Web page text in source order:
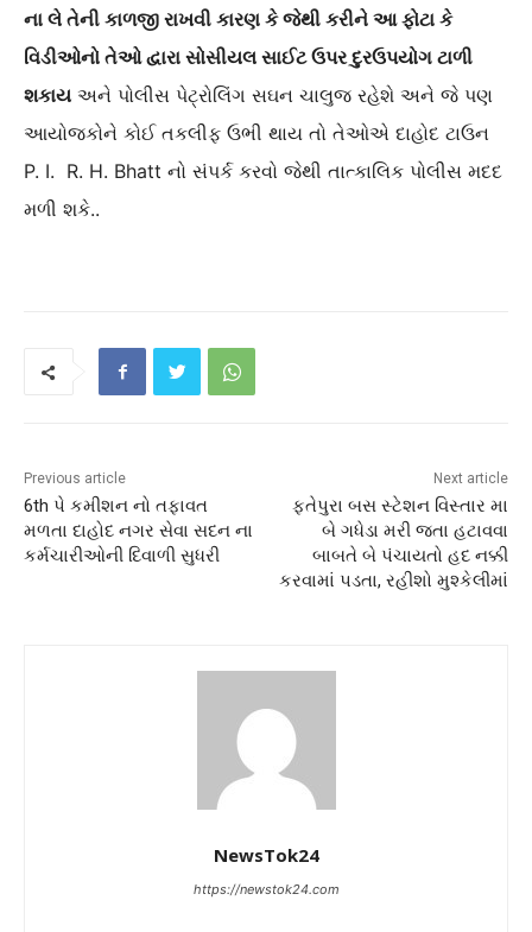
ના લે તેની કાળજી રાખવી કારણ કે જેથી કરીને આ ફોટા કે
વિડીઓનો તેઓ દ્વારા સોસીયલ સાઈટ ઉપર દુરઉપયોગ ટાળી
શકાય અને પોલીસ પેટ્રોલિંગ સઘન ચાલુજ રહેશે અને જે પણ
આયોજકોને કોઈ તકલીફ ઉભી થાય તો તેઓએ દાહોદ ટાઉન
P. I. R. H. Bhatt નો સંપર્ક કરવો જેથી તાત્કાલિક પોલીસ મદદ
મળી શકે..
Previous article
6th પે કમીશન નો તફાવત
મળતા દાહોદ નગર સેવા સદન ના
કર્મચારીઓની દિવાળી સુધરી
Next article
ફતેપુરા બસ સ્ટેશન વિસ્તાર મા
બે ગધેડા મરી જતા હટાવવા
બાબતે બે પંચાયતો હદ નક્કી
કરવામાં પડતા, રહીશો મુશ્કેલીમાં
NewsTok24
https://newstok24.com